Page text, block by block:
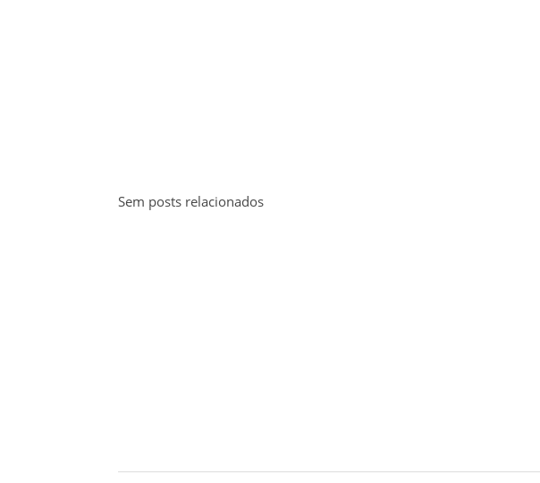
Sem posts relacionados